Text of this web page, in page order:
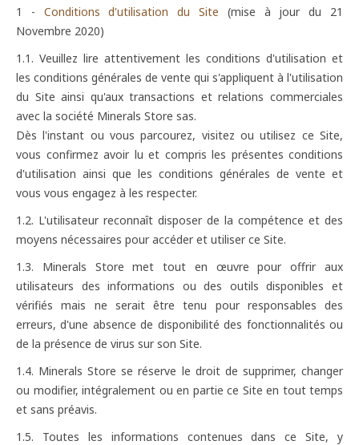
1 - Conditions d'utilisation du Site (mise à jour du 21
Novembre 2020)
1.1. Veuillez lire attentivement les conditions d'utilisation et
les conditions générales de vente qui s'appliquent à l'utilisation
du Site ainsi qu'aux transactions et relations commerciales
avec la société Minerals Store sas.
Dès l'instant ou vous parcourez, visitez ou utilisez ce Site,
vous confirmez avoir lu et compris les présentes conditions
d'utilisation ainsi que les conditions générales de vente et
vous vous engagez à les respecter.
1.2. L'utilisateur reconnaît disposer de la compétence et des
moyens nécessaires pour accéder et utiliser ce Site.
1.3. Minerals Store met tout en œuvre pour offrir aux
utilisateurs des informations ou des outils disponibles et
vérifiés mais ne serait être tenu pour responsables des
erreurs, d'une absence de disponibilité des fonctionnalités ou
de la présence de virus sur son Site.
1.4. Minerals Store se réserve le droit de supprimer, changer
ou modifier, intégralement ou en partie ce Site en tout temps
et sans préavis.
1.5. Toutes les informations contenues dans ce Site, y